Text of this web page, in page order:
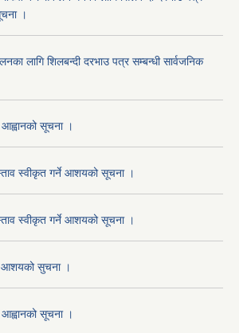
।
लागि शिलबन्दी दरभाउ पत्र सम्बन्धी सार्वजनिक
आह्वानको सूचना ।
स्वीकृत गर्ने आशयको सूचना ।
स्वीकृत गर्ने आशयको सूचना ।
आशयको सुचना ।
आह्वानको सूचना ।